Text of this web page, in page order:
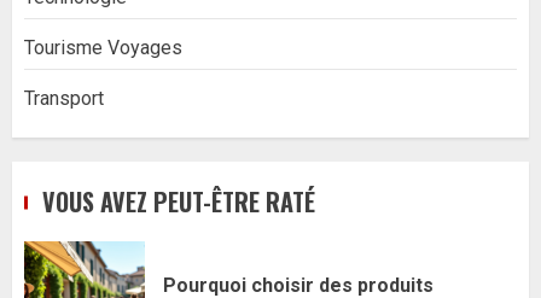
Tourisme Voyages
Transport
VOUS AVEZ PEUT-ÊTRE RATÉ
Pourquoi choisir des produits